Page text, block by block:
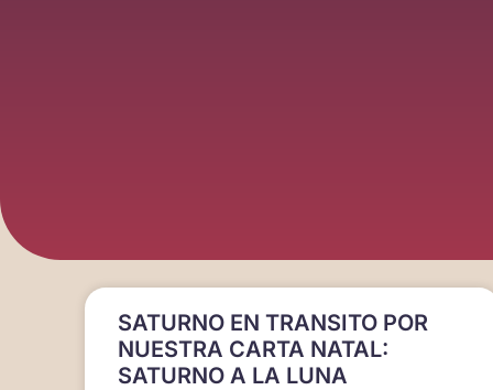
SATURNO EN TRANSITO POR
NUESTRA CARTA NATAL:
SATURNO A LA LUNA